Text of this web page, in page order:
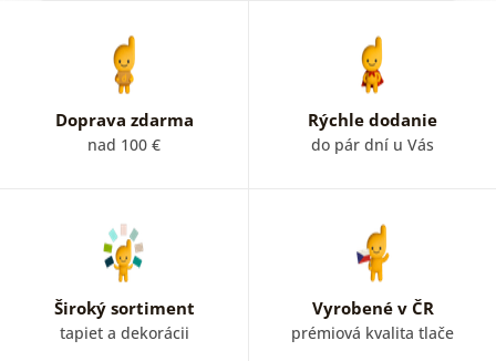
Doprava zdarma
nad 100 €
Rýchle dodanie
do pár dní u Vás
Široký sortiment
tapiet a dekorácii
Vyrobené v ČR
prémiová kvalita tlače